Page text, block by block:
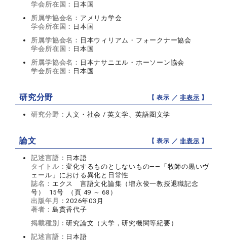
学会所在国： 日本国
所属学協会名： アメリカ学会
学会所在国： 日本国
所属学協会名： 日本ウィリアム・フォークナー協会
学会所在国： 日本国
所属学協会名： 日本ナサニエル・ホーソーン協会
学会所在国： 日本国
研究分野 【 表示 ／非表示 】
研究分野： 人文・社会 / 英文学、英語圏文学
論文 【 表示 ／非表示 】
記述言語： 日本語
タイトル：変化するものとしないもの――「牧師の黒いヴ
ェール」における異化と日常性
誌名： エクス 言語文化論集（増永俊一教授退職記念
号） 15号 （頁 49 ～ 68）
出版年月：2026年03月
著者： 島貫香代子
掲載種別：研究論文（大学，研究機関等紀要）
記述言語： 日本語